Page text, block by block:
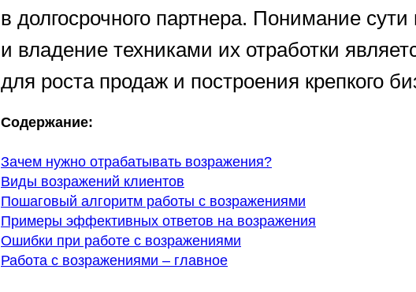
в долгосрочного партнера. Понимание
и владение техниками их отработки
для роста продаж и построения крепкого
Содержание:
Зачем нужно отрабатывать возражения?
Виды возражений клиентов
Пошаговый алгоритм работы с возражениями
Примеры эффективных ответов на возражения
Ошибки при работе с возражениями
Работа с возражениями – главное